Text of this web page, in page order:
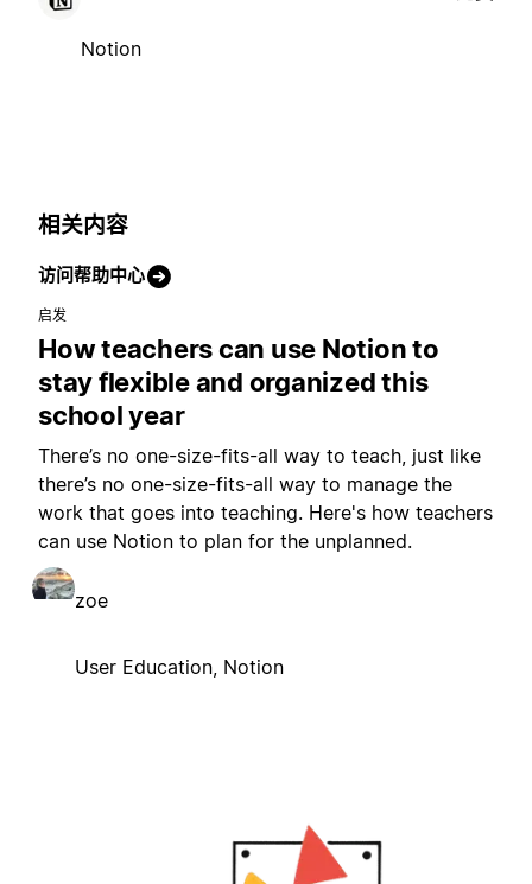
Notion
相关内容
访问帮助中心
启发
How teachers can use Notion to
stay flexible and organized this
school year
There’s no one-size-fits-all way to teach, just like
there’s no one-size-fits-all way to manage the
work that goes into teaching. Here's how teachers
can use Notion to plan for the unplanned.
zoe
User Education, Notion